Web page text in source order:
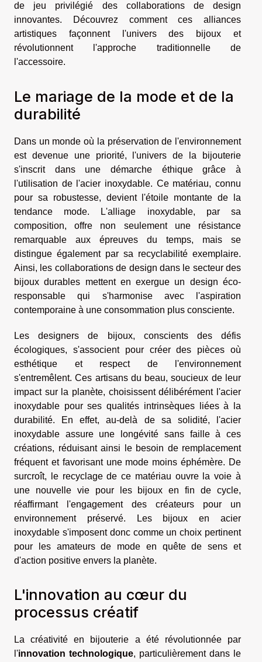
de jeu privilégié des collaborations de design
innovantes. Découvrez comment ces alliances
artistiques façonnent l'univers des bijoux et
révolutionnent l'approche traditionnelle de
l'accessoire.
Le mariage de la mode et de la
durabilité
Dans un monde où la préservation de l'environnement
est devenue une priorité, l'univers de la bijouterie
s'inscrit dans une démarche éthique grâce à
l'utilisation de l'acier inoxydable. Ce matériau, connu
pour sa robustesse, devient l'étoile montante de la
tendance mode. L'alliage inoxydable, par sa
composition, offre non seulement une résistance
remarquable aux épreuves du temps, mais se
distingue également par sa recyclabilité exemplaire.
Ainsi, les collaborations de design dans le secteur des
bijoux durables mettent en exergue un design éco-
responsable qui s'harmonise avec l'aspiration
contemporaine à une consommation plus consciente.
Les designers de bijoux, conscients des défis
écologiques, s'associent pour créer des pièces où
esthétique et respect de l'environnement
s'entremêlent. Ces artisans du beau, soucieux de leur
impact sur la planète, choisissent délibérément l'acier
inoxydable pour ses qualités intrinsèques liées à la
durabilité. En effet, au-delà de sa solidité, l'acier
inoxydable assure une longévité sans faille à ces
créations, réduisant ainsi le besoin de remplacement
fréquent et favorisant une mode moins éphémère. De
surcroît, le recyclage de ce matériau ouvre la voie à
une nouvelle vie pour les bijoux en fin de cycle,
réaffirmant l'engagement des créateurs pour un
environnement préservé. Les bijoux en acier
inoxydable s'imposent donc comme un choix pertinent
pour les amateurs de mode en quête de sens et
d'action positive envers la planète.
L'innovation au cœur du
processus créatif
La créativité en bijouterie a été révolutionnée par
l'innovation technologique, particulièrement dans le